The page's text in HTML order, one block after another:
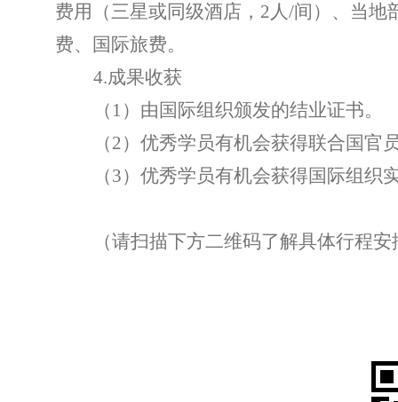
费用（三星或同级酒店， 2人/间）、当地
费、国际旅费。
4.成果收获
（ 1 ）由国际组织颁发的结业证书。
（2）优秀学员有机会获得联合国官
（3）优秀学员有机会获得国际组织
（请扫描下方二维码了解具体行程安